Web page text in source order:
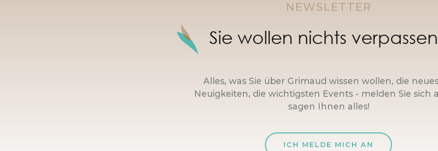
NEWSLETTER
Sie wollen nichts
Alles, was Sie über Grimaud wissen wollen, die
Neuigkeiten, die wichtigsten Events - melden Sie sich
sagen Ihnen alles!
ICH MELDE MICH AN